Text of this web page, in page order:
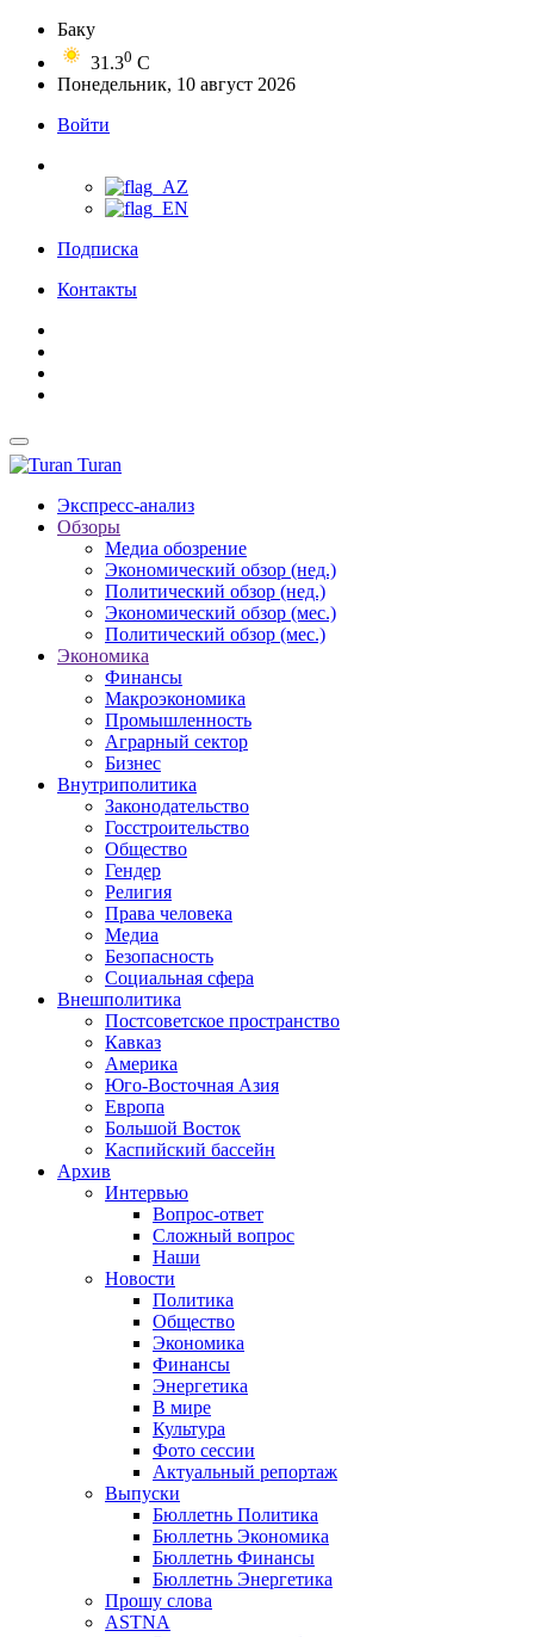
Баку
31.30 C
Понедельник, 10 август 2026
Войти
Подписка
Контакты
Turan
Экспресс-анализ
Обзоры
Медиа обозрение
Экономический обзор (нед.)
Политический обзор (нед.)
Экономический обзор (мес.)
Политический обзор (мес.)
Экономика
Финансы
Макроэкономика
Промышленность
Аграрный сектор
Бизнес
Внутриполитика
Законодательство
Госстроительство
Общество
Гендер
Религия
Права человека
Медиа
Безопасность
Социальная сфера
Внешполитика
Постсоветское пространство
Кавказ
Америка
Юго-Восточная Азия
Европа
Большой Восток
Каспийский бассейн
Архив
Интервью
Вопрос-ответ
Сложный вопрос
Наши
Новости
Политика
Общество
Экономика
Финансы
Энергетика
В мире
Культура
Фото сессии
Актуальный репортаж
Выпуски
Бюллетнь Политика
Бюллетнь Экономика
Бюллетнь Финансы
Бюллетнь Энергетика
Прошу слова
ASTNA